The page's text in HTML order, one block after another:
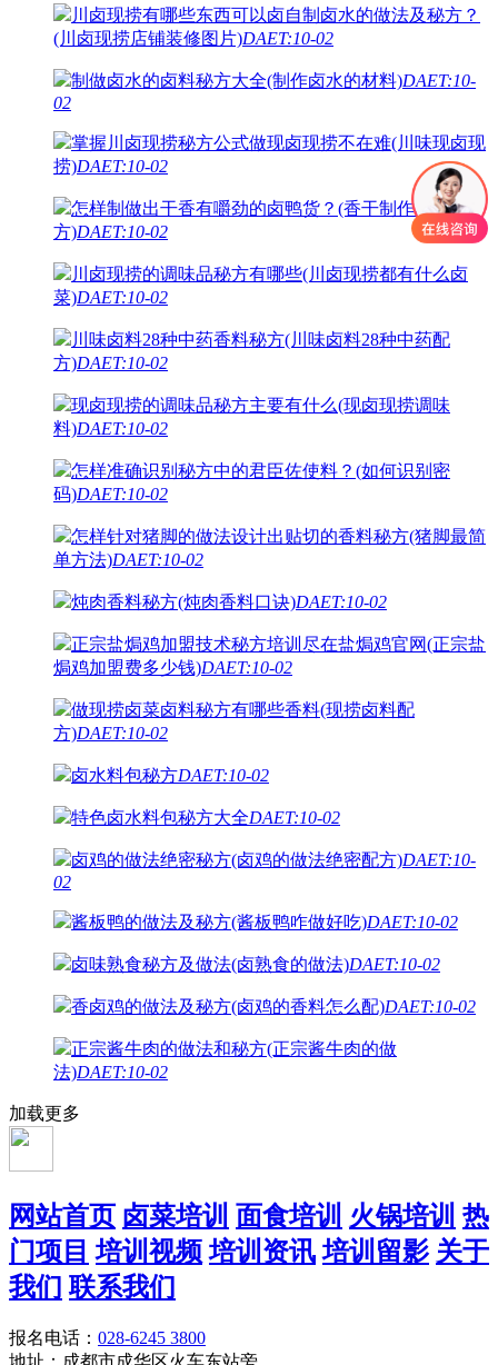
川卤现捞有哪些东西可以卤自制卤水的做法及秘方？
(川卤现捞店铺装修图片)DAET:10-02
制做卤水的卤料秘方大全(制作卤水的材料)DAET:10-
02
掌握川卤现捞秘方公式做现卤现捞不在难(川味现卤现
捞)DAET:10-02
怎样制做出干香有嚼劲的卤鸭货？(香干制作秘
方)DAET:10-02
川卤现捞的调味品秘方有哪些(川卤现捞都有什么卤
菜)DAET:10-02
川味卤料28种中药香料秘方(川味卤料28种中药配
方)DAET:10-02
现卤现捞的调味品秘方主要有什么(现卤现捞调味
料)DAET:10-02
怎样准确识别秘方中的君臣佐使料？(如何识别密
码)DAET:10-02
怎样针对猪脚的做法设计出贴切的香料秘方(猪脚最简
单方法)DAET:10-02
炖肉香料秘方(炖肉香料口诀)DAET:10-02
正宗盐焗鸡加盟技术秘方培训尽在盐焗鸡官网(正宗盐
焗鸡加盟费多少钱)DAET:10-02
做现捞卤菜卤料秘方有哪些香料(现捞卤料配
方)DAET:10-02
卤水料包秘方DAET:10-02
特色卤水料包秘方大全DAET:10-02
卤鸡的做法绝密秘方(卤鸡的做法绝密配方)DAET:10-
02
酱板鸭的做法及秘方(酱板鸭咋做好吃)DAET:10-02
卤味熟食秘方及做法(卤熟食的做法)DAET:10-02
香卤鸡的做法及秘方(卤鸡的香料怎么配)DAET:10-02
正宗酱牛肉的做法和秘方(正宗酱牛肉的做
法)DAET:10-02
加载更多
网站首页 卤菜培训 面食培训 火锅培训 热
门项目 培训视频 培训资讯 培训留影 关于
我们 联系我们
报名电话： 028-6245 3800